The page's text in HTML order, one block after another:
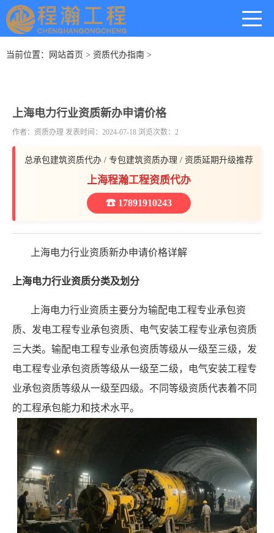
当前位置： 网站首页 > 资质代办指南 >
上海电力行业资质新办申请价格
作者：资质办理 发表时间：2024-07-18 浏览次数：2
总承包建筑资质代办 / 专包建筑资质办理 / 资质延期升级推荐
上海程瀚工程资质代办
☎ 17891910243
上海电力行业资质新办申请价格详解
上海电力行业资质分类及划分
上海电力行业资质主要分为输配电工程专业承包资
质、发电工程专业承包资质、电气安装工程专业承包资质
三大类。输配电工程专业承包资质等级从一级至三级，发
电工程专业承包资质等级从一级至二级，电气安装工程专
业承包资质等级从一级至四级。不同等级资质代表着不同
的工程承包能力和技术水平。